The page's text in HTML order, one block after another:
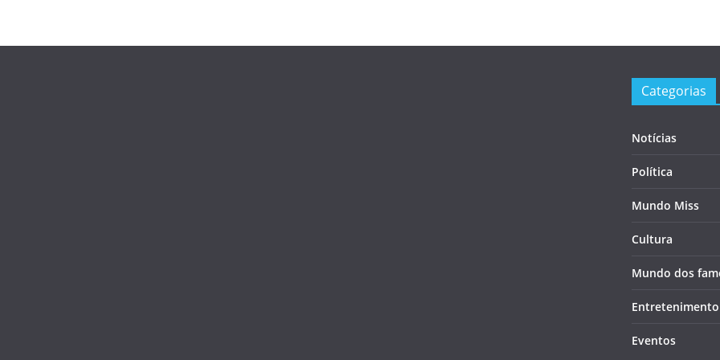
Categorias
Notícias
Política
Mundo Miss
Cultura
Mundo dos
Entretenimento
Eventos